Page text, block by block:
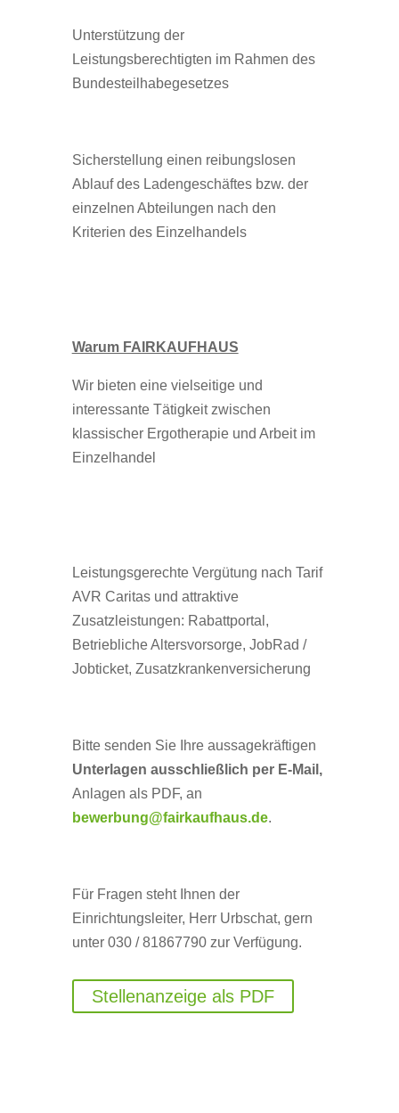
Unterstützung der
Leistungsberechtigten im Rahmen des
Bundesteilhabegesetzes
Sicherstellung einen reibungslosen
Ablauf des Ladengeschäftes bzw. der
einzelnen Abteilungen nach den
Kriterien des Einzelhandels
Warum FAIRKAUFHAUS
Wir bieten eine vielseitige und
interessante Tätigkeit zwischen
klassischer Ergotherapie und Arbeit im
Einzelhandel
Leistungsgerechte Vergütung nach Tarif
AVR Caritas und attraktive
Zusatzleistungen: Rabattportal,
Betriebliche Altersvorsorge, JobRad /
Jobticket, Zusatzkrankenversicherung
Bitte senden Sie Ihre aussagekräftigen
Unterlagen ausschließlich per E-Mail,
Anlagen als PDF, an
bewerbung@fairkaufhaus.de.
Für Fragen steht Ihnen der
Einrichtungsleiter, Herr Urbschat, gern
unter 030 / 81867790 zur Verfügung.
Stellenanzeige als PDF